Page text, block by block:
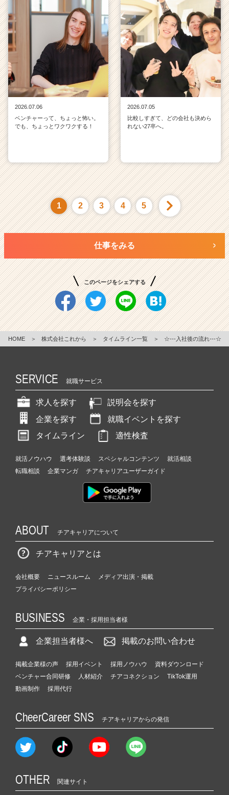
2026.07.06
ベンチャーって、ちょっと怖い。
でも、ちょっとワクワクする！
2026.07.05
比較しすぎて、どの会社も決めら
れない27卒へ。
1 2 3 4 5
仕事をみる
このページをシェアする
HOME ＞ 株式会社これから ＞ タイムライン一覧 ＞ ☆‐‐‐入社後の流れ‐‐‐☆
SERVICE 就職サービス
求人を探す
説明会を探す
企業を探す
就職イベントを探す
タイムライン
適性検査
就活ノウハウ 選考体験談 スペシャルコンテンツ
就活相談
転職相談
企業マンガ チアキャリアユーザーガイド
ABOUT チアキャリアについて
チアキャリアとは
会社概要 ニュースルーム
メディア出演・掲載
プライバシーポリシー
BUSINESS 企業・採用担当者様
企業担当者様へ 掲載のお問い合わせ
掲載企業様の声 採用イベント 採用ノウハウ
資料ダウンロード
ベンチャー合同研修
人材紹介 チアコネクション
TikTok運用
動画制作
採用代行
CheerCareer SNS チアキャリアからの発信
OTHER 関連サイト